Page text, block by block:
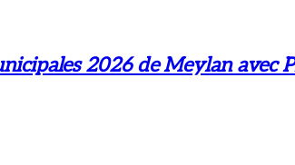
2026 de Meylan avec